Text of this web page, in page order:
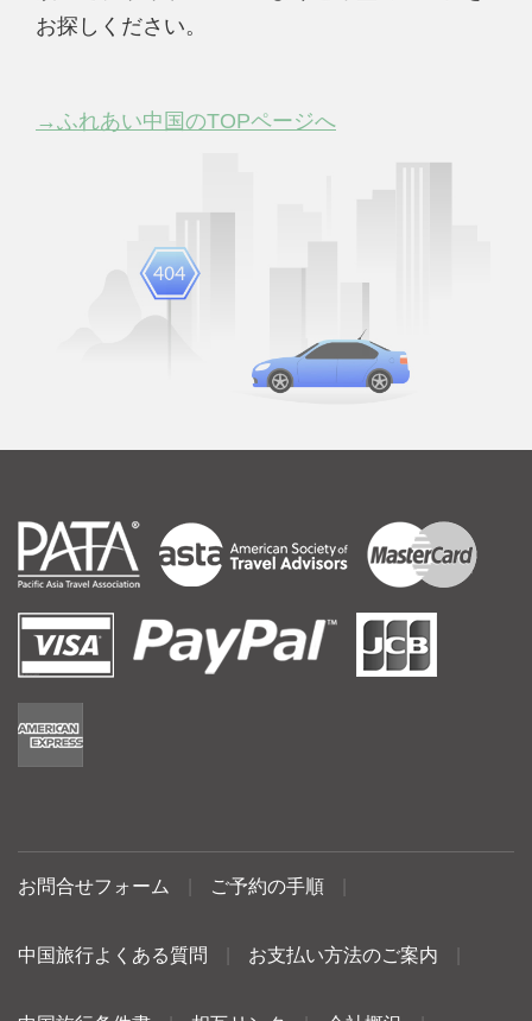
お探しください。
→ふれあい中国のTOPページへ
お問合せフォーム ご予約の手順
中国旅行よくある質問 お支払い方法のご案内